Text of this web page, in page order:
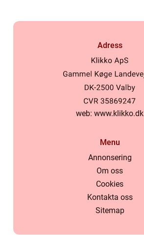
Adress
web: www.klikko.dk
Menu
Annonsering
Om oss
Cookies
Kontakta oss
Sitemap